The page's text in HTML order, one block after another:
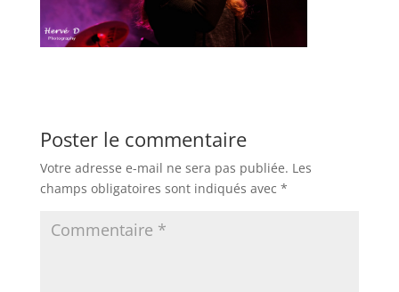
Poster le commentaire
Votre adresse e-mail ne sera pas publiée. Les
champs obligatoires sont indiqués avec *